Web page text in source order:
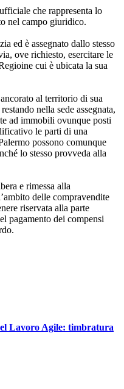
che rappresenta lo
nel campo giuridico.
ed è assegnato dallo stesso
ove richiesto, esercitare le
cui è ubicata la sua
al territorio di sua
nella sede assegnata,
ad immobili ovunque posti
le parti di una
possono comunque
lo stesso provveda alla
e rimessa alla
delle compravendite
riservata alla parte
pagamento dei compensi
Lavoro Agile: timbratura